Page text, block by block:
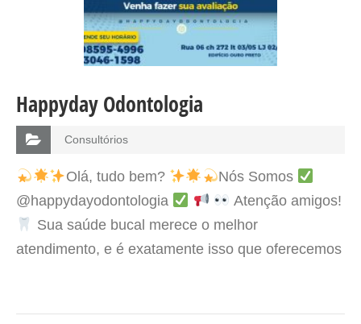
Happyday Odontologia
Consultórios
Olá, tudo bem?
Nós Somos
@happydayodontologia
Atenção amigos!
Sua saúde bucal merece o melhor
atendimento, e é exatamente isso que oferecemos